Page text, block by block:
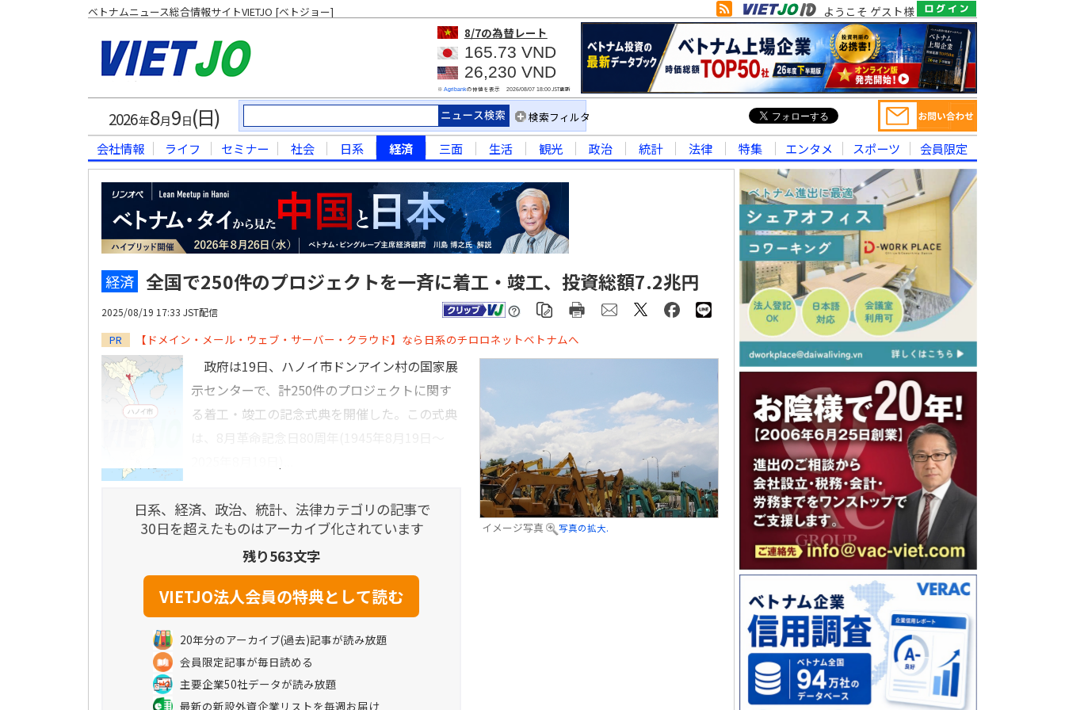
ベトナムニュース総合情報サイトVIETJO [ベトジョー]
ようこそ ゲスト様
8/7の為替レート
165.73 VND
26,230 VND
※ Agribankの仲値を表示 2026/08/07 18:00JST更新
2026年8月9 日(日) 検索フィルタ
会社情報 ライフ セミナー 社会 日系 経済 三面 生活 観光 政治 統計 法律 特集 エンタメ スポーツ 会員限定
経済 全国で250件のプロジェクトを一斉に着工・竣工、投資総額7.2兆円
2025/08/19 17:33 JST配信
PR 【ドメイン・メール・ウェブ・サーバー・クラウド】なら日系のチロロネットベトナムへ
イメージ写真 写真の拡大.
政府は19日、ハノイ市ドンアイン村の国家展
示センターで、計250件のプロジェクトに関す
る着工・竣工の記念式典を開催した。この式典
日系、経済、政治、統計、法律カテゴリの記事で
30日を超えたものはアーカイブ化されています
残り563文字
20年分のアーカイブ(過去)記事が読み放題
会員限定記事が毎日読める
主要企業50社データが読み放題
最新の新設外資企業リストを毎週お届け